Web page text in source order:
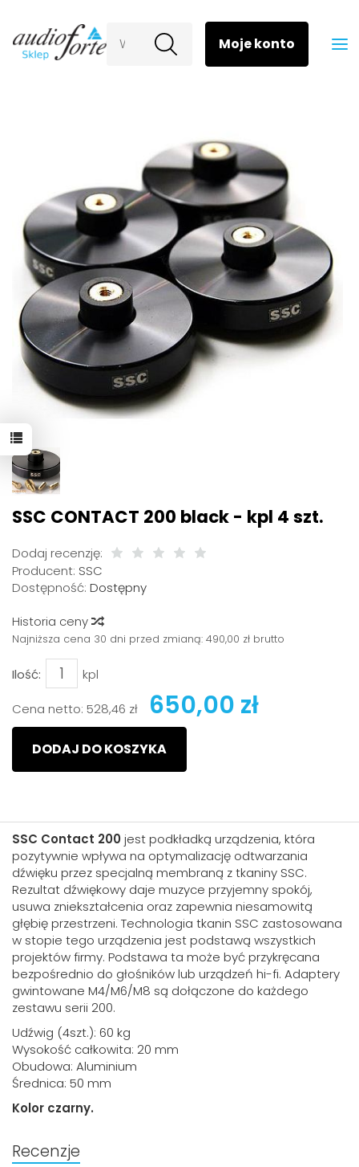
Wyszukaj
SSC CONTACT 200 black - kpl 4 szt.
Dodaj recenzję:
Producent: SSC
Dostępność: Dostępny
Historia ceny
Najniższa cena 30 dni przed zmianą: 490,00 zł brutto
Ilość: kpl
Cena netto: 528,46 zł 650,00 zł
DODAJ DO KOSZYKA
SSC Contact 200jest podkładką urządzenia, która
pozytywnie wpływa na optymalizację odtwarzania
dźwięku przez specjalną membraną z tkaniny SSC.
Rezultat dźwiękowy daje muzyce przyjemny spokój,
usuwa zniekształcenia oraz zapewnia niesamowitą
głębię przestrzeni. Technologia tkanin SSC zastosowana
w stopie tego urządzenia jest podstawą wszystkich
projektów firmy. Podstawa ta może być przykręcana
bezpośrednio do głośników lub urządzeń hi-fi. Adaptery
gwintowane M4/M6/M8 są dołączone do każdego
zestawu serii 200.
Udźwig (4szt.): 60 kg
Wysokość całkowita: 20 mm
Obudowa: Aluminium
Średnica: 50 mm
Kolor czarny.
Recenzje